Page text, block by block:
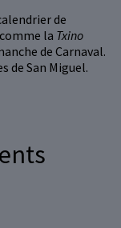
de
la Txino
de Carnaval.
de San Miguel.